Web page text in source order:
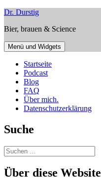
Zum
springen
Dr. Durstig
Bier, brauen & Science
Menü und Widgets
Startseite
Podcast
Blog
FAQ
Über mich.
Datenschutzerklärung
Suche
Suchen
nach:
Über diese Website